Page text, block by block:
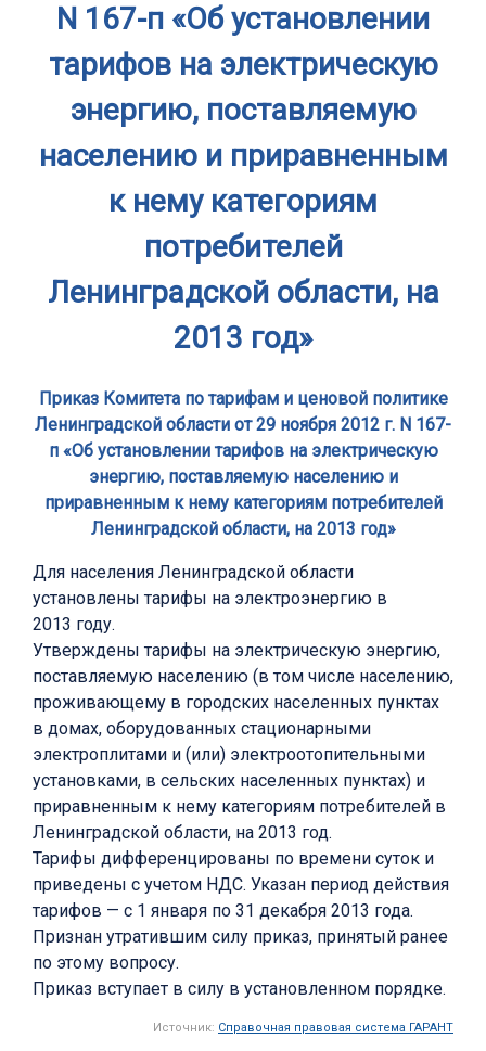
N 167-п «Об установлении
тарифов на электрическую
энергию, поставляемую
населению и приравненным
к нему категориям
потребителей
Ленинградской области, на
2013 год»
Приказ Комитета по тарифам и ценовой политике
Ленинградской области от 29 ноября 2012 г. N 167-
п «Об установлении тарифов на электрическую
энергию, поставляемую населению и
приравненным к нему категориям потребителей
Ленинградской области, на 2013 год»
Для населения Ленинградской области
установлены тарифы на электроэнергию в
2013 году.
Утверждены тарифы на электрическую энергию,
поставляемую населению (в том числе населению,
проживающему в городских населенных пунктах
в домах, оборудованных стационарными
электроплитами и (или) электроотопительными
установками, в сельских населенных пунктах) и
приравненным к нему категориям потребителей в
Ленинградской области, на 2013 год.
Тарифы дифференцированы по времени суток и
приведены с учетом НДС. Указан период действия
тарифов — с 1 января по 31 декабря 2013 года.
Признан утратившим силу приказ, принятый ранее
по этому вопросу.
Приказ вступает в силу в установленном порядке.
Источник: Справочная правовая система ГАРАНТ